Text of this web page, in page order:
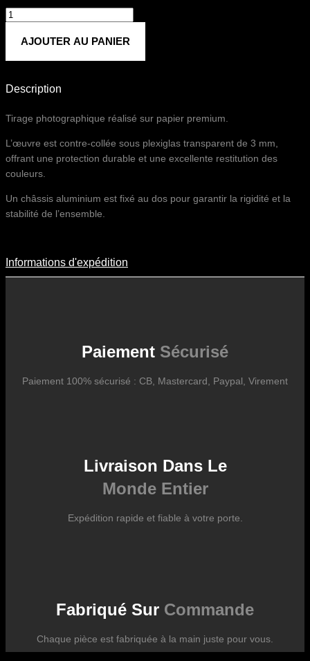
quantité
MartinAJOUTER AU PANIER
Description
Tirage photographique réalisé sur papier premium.
L’œuvre est contre-collée sous plexiglas transparent de 3 mm,
offrant une protection durable et une excellente restitution des
couleurs.
Un châssis aluminium est fixé au dos pour garantir la rigidité et la
stabilité de l’ensemble.
Informations D'expédition
des fluctuations tarifaires des transporteurs internationaux.
Informations d'expédition
Paiement Sécurisé
Paiement 100% sécurisé : CB, Mastercard, Paypal, Virement
Livraison Dans Le
Monde Entier
Expédition rapide et fiable à votre porte.
Fabriqué Sur Commande
Chaque pièce est fabriquée à la main juste pour vous.